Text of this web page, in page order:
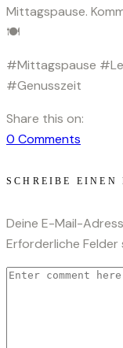
Mittagspause.
🍽️
#Mittagspause
#Genusszeit
Share this on:
0 Comments
SCHREIBE EINEN
Deine E-Mail-
Erforderliche Felder